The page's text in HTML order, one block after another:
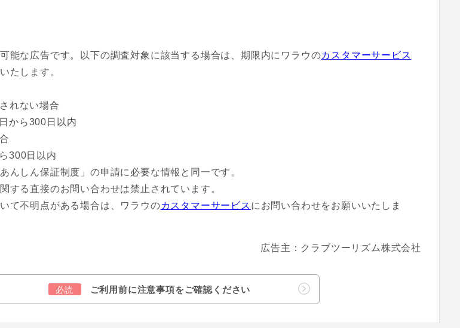
能な広告です。以下の調査対象に該当する場合は、期限内にワラウのカスタマーサービス
たします。
れない場合
から300日以内
300日以内
んしん保証制度」の申請に必要な情報と同一です。
する直接のお問い合わせは禁止されています。
て不明点がある場合は、ワラウのカスタマーサービス にお問い合わせをお願いいたしま
広告主：クラブツーリズム株式会社
必読 ご利用前に注意事項をご確認ください